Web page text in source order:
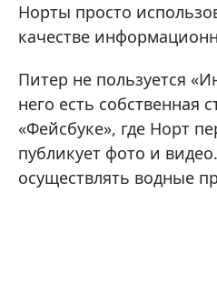
Норты просто
качестве
Питер не пользуется
него есть собственная
«Фейсбуке», где Норт
публикует фото и
осуществлять водные